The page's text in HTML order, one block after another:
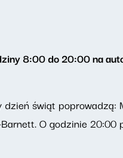
8:00 do 20:00 na
świąt
O godzinie